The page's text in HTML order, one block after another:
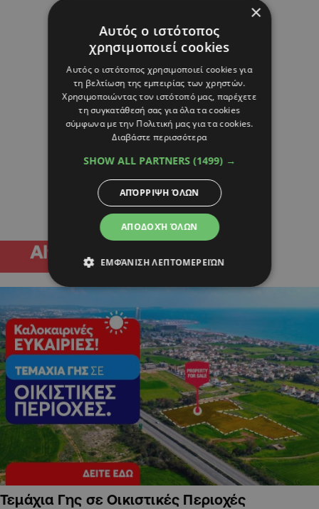
Τεμάχια Γης σε Οικιστικές Περιοχές
×
Αυτός ο ιστότοπος
χρησιμοποιεί cookies
Αυτός ο ιστότοπος χρησιμοποιεί cookies για
τη βελτίωση της εμπειρίας των χρηστών.
Χρησιμοποιώντας τον ιστότοπό μας, παρέχετε
τη συγκατάθεσή σας για όλα τα cookies
σύμφωνα με την Πολιτική μας για τα cookies.
Διαβάστε περισσότερα
SHOW ALL PARTNERS (1499) →
ΑΠΟΔΟΧΉ ΌΛΩΝ
ΑΠΌΡΡΙΨΗ ΌΛΩΝ
ΕΜΦΆΝΙΣΗ ΛΕΠΤΟΜΕΡΕΙΏΝ